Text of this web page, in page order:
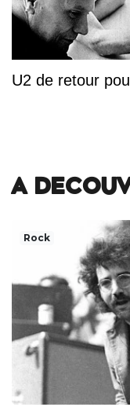
U2 de retour
A
Rock